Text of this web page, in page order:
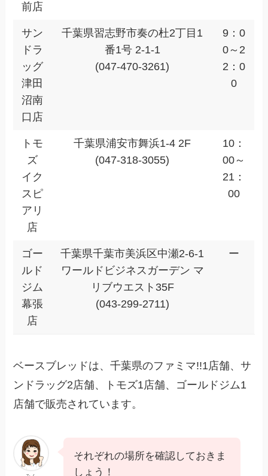
前店
サン
ドラ
ッグ
津田
沼南
口店
千葉県習志野市奏の杜2丁目1
番1号 2-1-1
(047-470-3261)
9：0
0～2
2：0
0
トモ
ズ
イク
スピ
アリ
店
千葉県浦安市舞浜1-4 2F
(047-318-3055)
10：
00～
21：
00
ゴー
ルド
ジム
幕張
店
千葉県千葉市美浜区中瀬2-6-1
ワールドビジネスガーデン マ
リブウエスト35F
(043-299-2711)
ー
ベースブレッドは、千葉県のファミマ!!1店舗、サ
ンドラッグ2店舗、トモズ1店舗、ゴールドジム1
店舗で販売されています。
それぞれの場所を確認しておきま
しょう！